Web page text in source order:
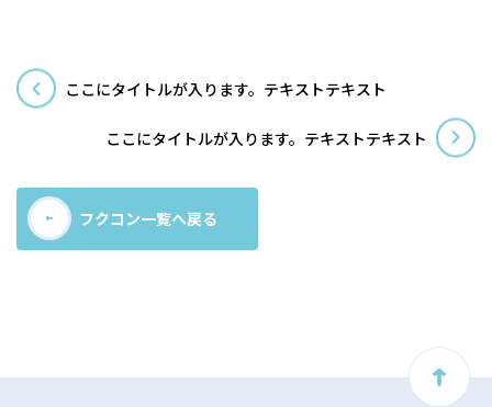
ここにタイトルが入ります。テキストテキスト
ここにタイトルが入ります。テキストテキスト
フクコン一覧へ戻る
ト